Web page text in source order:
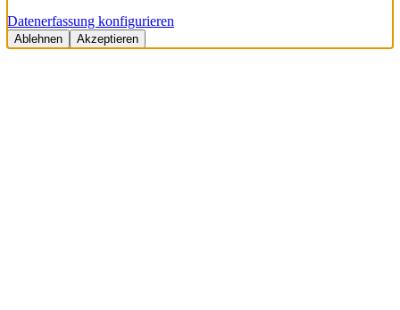
Datenerfassung konfigurieren
Ablehnen Akzeptieren